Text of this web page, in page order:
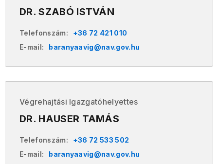
DR. SZABÓ ISTVÁN
Telefonszám:
+36 72 421 010
E-mail:
baranyaavig@nav.gov.hu
Végrehajtási Igazgatóhelyettes
DR. HAUSER TAMÁS
Telefonszám:
+36 72 533 502
E-mail:
baranyaavig@nav.gov.hu